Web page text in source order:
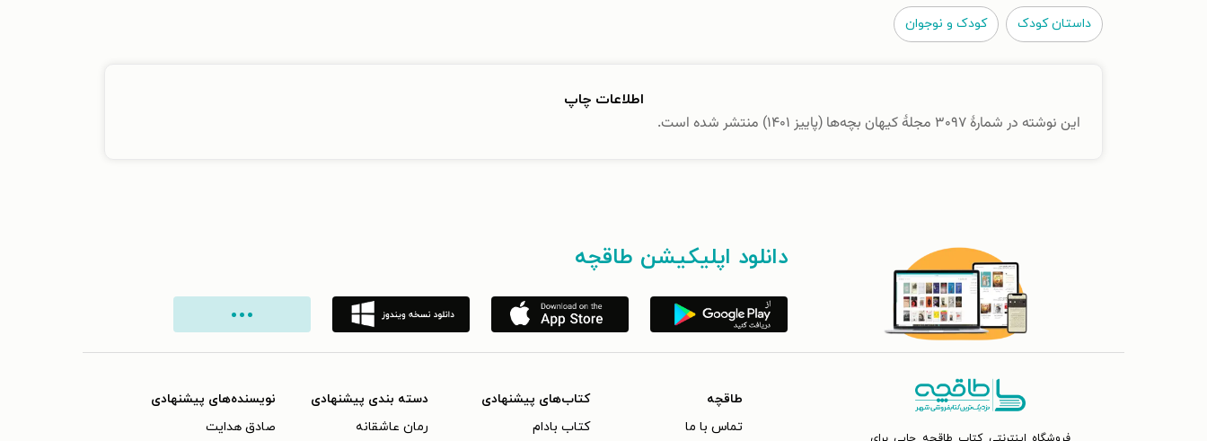
داستان کودک کودک و نوجوان
اطلاعات چاپ
این نوشته در شمارهٔ ۳۰۹۷ مجلهٔ کیهان بچه‌ها (پاییز ۱۴۰۱) منتشر شده است.
دانلود اپلیکیشن طاقچه
طاقچه
تماس با ما
کتاب‌های پیشنهادی
کتاب بادام
دسته بندی پیشنهادی
رمان عاشقانه
نویسنده‌های پیشنهادی
صادق هدایت